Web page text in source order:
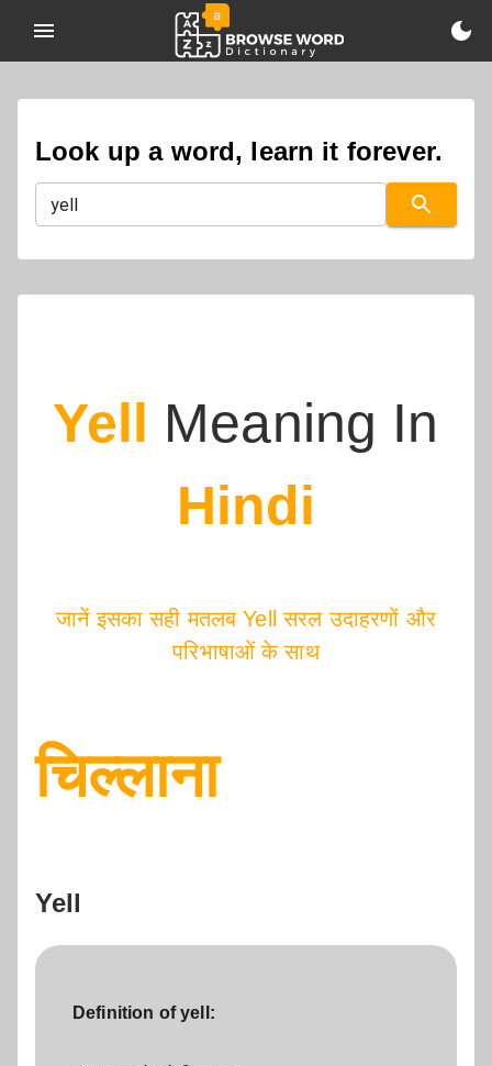
Look up a word, learn it forever.
Yell Meaning In
Hindi
जानें इसका सही मतलब Yell सरल उदाहरणों और
परिभाषाओं के साथ
चिल्लाना
Yell
Definition of yell: